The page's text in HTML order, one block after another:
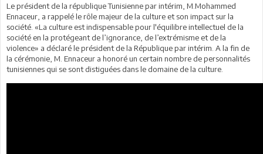
Le président de la république Tunisienne par intérim, M.Mohammed
Ennaceur, a rappelé le rôle majeur de la culture et son impact sur la
société. «La culture est indispensable pour l'équilibre intellectuel de la
société en la protégeant de l’ignorance, de l’extrémisme et de la
violence» a déclaré le président de la République par intérim. A la fin de
la cérémonie, M. Ennaceur a honoré un certain nombre de personnalités
tunisiennes qui se sont distiguées dans le domaine de la culture.